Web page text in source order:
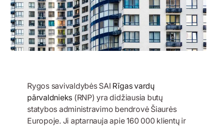
Rygos savivaldybės SAI Rīgas vardų
pārvaldnieks (RNP) yra didžiausia butų
statybos administravimo bendrovė Šiaurės
Europoje. Ji aptarnauja apie 160 000 klientų ir